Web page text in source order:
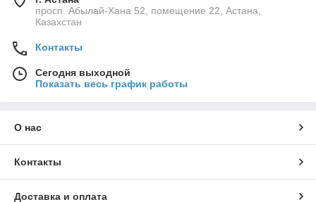
просп. Абылай-Хана 52, помещение 22, Астана,
Казахстан
Контакты
Сегодня выходной
Показать весь график работы
О нас
Контакты
Доставка и оплата